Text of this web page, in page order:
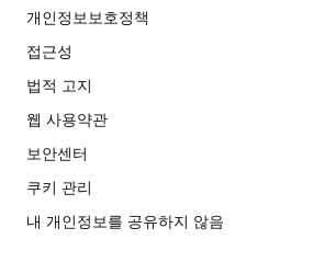
ArcGIS Location Platform
ArcGIS Architecture Center
이벤트
ArcNews
ArcWatch
Esri 보도
GIS 딕셔너리
파트너
환경 및 지속가능성 이니셔티브
사이트맵
재난 대응
비영리기관
개인정보보호정책
접근성
법적 고지
웹 사용약관
보안센터
쿠키 관리
내 개인정보를 공유하지 않음